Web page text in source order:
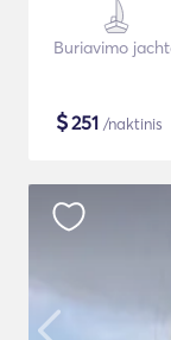
Buriavimo
$251 /naktinis